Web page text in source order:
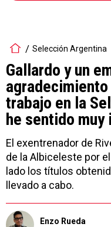
Selección Argentina
Gallardo y un
trabajo en la
he sentido muy
El exentrenador de
de la Albiceleste por
lado los títulos
llevado a cabo.
Enzo Rueda